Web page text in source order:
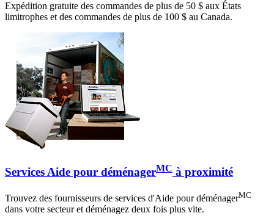
Expédition gratuite des commandes de plus de 50 $ aux États
limitrophes et des commandes de plus de 100 $ au Canada.
Services Aide pour déménagerMC à proximité
Trouvez des fournisseurs de services d'Aide pour déménagerMC
dans votre secteur et déménagez deux fois plus vite.